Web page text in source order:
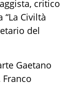
critico
Civiltà
del
Gaetano
Franco